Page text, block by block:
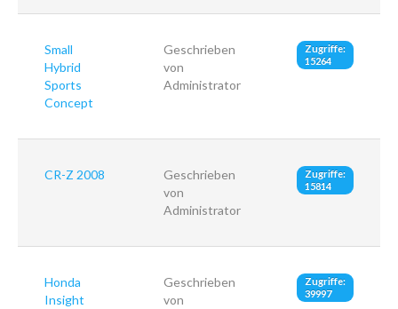
Small
Hybrid
Sports
Concept
Geschrieben
von
Administrator
Zugriffe:
15264
CR-Z 2008
Geschrieben
von
Administrator
Zugriffe:
15814
Honda
Insight
Geschrieben
von
Zugriffe:
39997